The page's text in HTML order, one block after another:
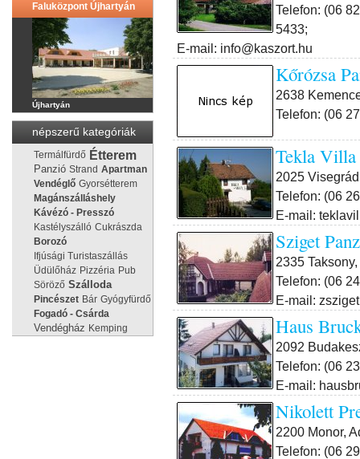
Faluközpont Újhartyán
Újhartyán
népszerű kategóriák
Termálfürdő Étterem
Panzió Strand Apartman
Vendéglő Gyorsétterem
Magánszálláshely
Kávézó - Presszó
Kastélyszálló Cukrászda
Borozó
Ifjúsági Turistaszállás
Üdülőház Pizzéria Pub
Söröző Szálloda
Pincészet Bár Gyógyfürdő
Fogadó - Csárda
Vendégház Kemping
Telefon: (06
5433;
E-mail: info@kaszort.hu
Kőrózsa
2638
Telefon: (06
Tekla Villa
2025
Telefon: (06
E-mail:
Sziget
2335
Telefon: (06
E-mail:
Haus
2092
Telefon: (06
E-mail:
Nikolett
2200 Monor,
Telefon: (06